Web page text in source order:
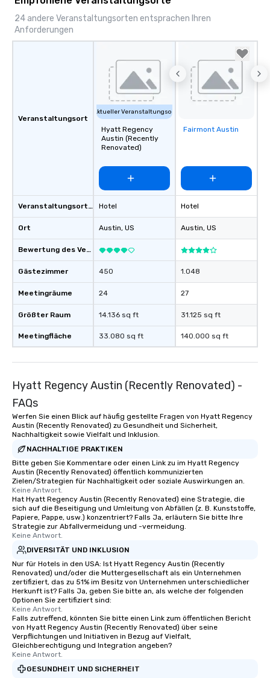
24 andere Veranstaltungsorten entsprachen Ihren
Anforderungen
Veranstaltungsort
Veranstaltungsortstyp
Ort
Bewertung des Veranstaltungsortes
Gästezimmer
Meetingräume
Größter Raum
Meetingfläche
Aktueller Veranstaltungsort
Hyatt Regency
Austin (Recently
Renovated)
Hotel
Austin, US
450
24
14.136 sq ft
33.080 sq ft
Removed from
Fairmont Austin
Hotel
Austin, US
1.048
27
31.125 sq ft
140.000 sq ft
Hyatt Regency Austin (Recently Renovated) -
FAQs
Werfen Sie einen Blick auf häufig gestellte Fragen von Hyatt Regency
Austin (Recently Renovated) zu Gesundheit und Sicherheit,
Nachhaltigkeit sowie Vielfalt und Inklusion.
NACHHALTIGE PRAKTIKEN
Bitte geben Sie Kommentare oder einen Link zu im Hyatt Regency
Austin (Recently Renovated) öffentlich kommunizierten
Zielen/Strategien für Nachhaltigkeit oder soziale Auswirkungen an.
Keine Antwort.
Hat Hyatt Regency Austin (Recently Renovated) eine Strategie, die
sich auf die Beseitigung und Umleitung von Abfällen (z. B. Kunststoffe,
Papiere, Pappe, usw.) konzentriert? Falls Ja, erläutern Sie bitte Ihre
Strategie zur Abfallvermeidung und -vermeidung.
Keine Antwort.
DIVERSITÄT UND INKLUSION
Nur für Hotels in den USA: Ist Hyatt Regency Austin (Recently
Renovated) und/oder die Muttergesellschaft als ein Unternehmen
zertifiziert, das zu 51% im Besitz von Unternehmen unterschiedlicher
Herkunft ist? Falls Ja, geben Sie bitte an, als welche der folgenden
Optionen Sie zertifiziert sind:
Keine Antwort.
Falls zutreffend, könnten Sie bitte einen Link zum öffentlichen Bericht
von Hyatt Regency Austin (Recently Renovated) über seine
Verpflichtungen und Initiativen in Bezug auf Vielfalt,
Gleichberechtigung und Integration angeben?
Keine Antwort.
GESUNDHEIT UND SICHERHEIT